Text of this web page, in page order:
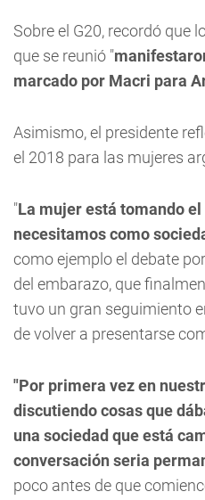
Sobre el G20, recordó que
que se reunió "
marcado por Macri para
Asimismo, el presidente
el 2018 para las mujeres
"La mujer está tomando
necesitamos como
como ejemplo el debate
del embarazo, que
tuvo un gran seguimiento
de volver a presentarse
"Por primera vez en
discutiendo cosas que
una sociedad que está
conversación seria
poco antes de que